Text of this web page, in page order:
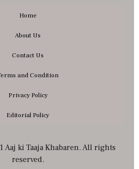
Home
About Us
Contact Us
and Condition
Privacy Policy
Editorial Policy
ki Taaja Khabaren. All rights
reserved.